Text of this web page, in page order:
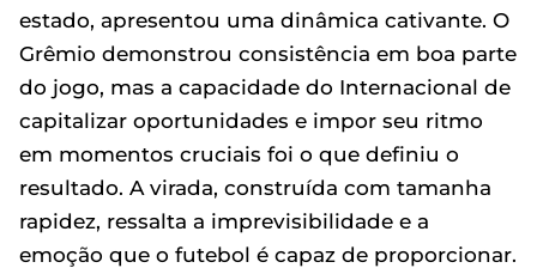
estado, apresentou uma dinâmica cativante. O
Grêmio demonstrou consistência em boa parte
do jogo, mas a capacidade do Internacional de
capitalizar oportunidades e impor seu ritmo
em momentos cruciais foi o que definiu o
resultado. A virada, construída com tamanha
rapidez, ressalta a imprevisibilidade e a
emoção que o futebol é capaz de proporcionar.